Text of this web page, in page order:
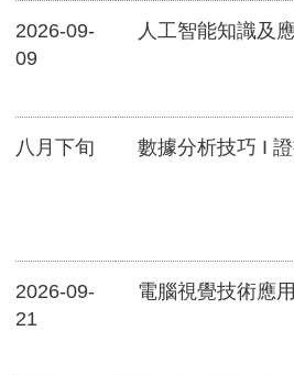
2026-09-
09
人工智能知識及
八月下旬 數據分析技巧 I
2026-09-
21
電腦視覺技術應